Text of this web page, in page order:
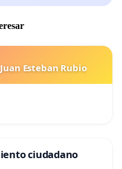
Esteban Rubio
ciudadano